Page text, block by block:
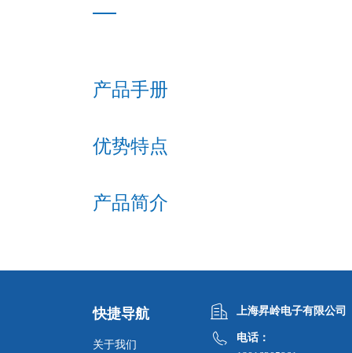
产品手册
优势特点
产品简介
快捷导航
关于我们
上海昇岭电子有限公司
电话：